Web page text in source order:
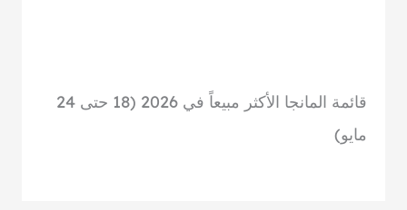
قائمة المانجا الأكثر مبيعاً في 2026 (18 حتى 24
مايو)